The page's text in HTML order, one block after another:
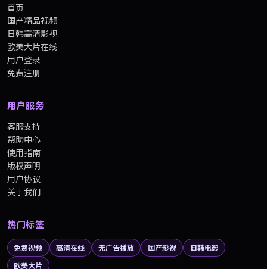
首页
国产精品视频
日韩高清影视
欧美大片在线
用户登录
免费注册
用户服务
客服支持
帮助中心
使用指南
版权声明
用户协议
关于我们
热门标签
免费视频 高清在线 无广告播放 国产影视
日韩电影
欧美大片